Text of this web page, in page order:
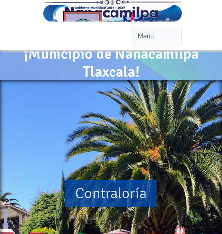
¡Municipio de Nanacamilpa
Tlaxcala!
Contraloría